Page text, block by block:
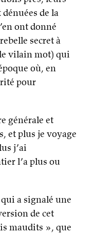
de la
ont donné
secret à
vilain mot) qui
où, en
pour
générale et
et plus je voyage
j’ai
l’a plus ou
a signalé une
de cet
maudits », que